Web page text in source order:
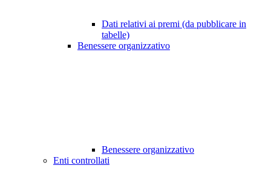
Dati relativi ai premi (da pubblicare in
tabelle)
Benessere organizzativo
Benessere organizzativo
Enti controllati